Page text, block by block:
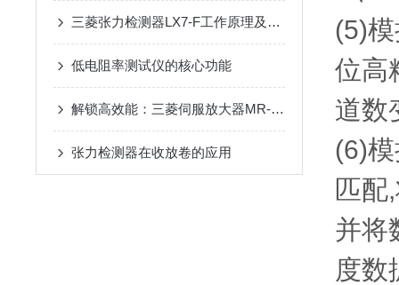
三菱张力检测器LX7-F工作原理及检修步骤
低电阻率测试仪的核心功能
解锁高效能：三菱伺服放大器MR-J4-60B全面解析
张力检测器在收放卷的应用
(5)
位高
道数
(6)
匹配
并将
度数